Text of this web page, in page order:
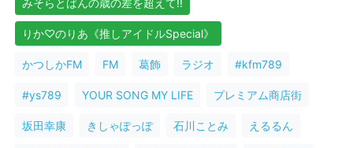
みそらとばんの歳の差を超えて!!
りか♡のりあ《推しアイドルSpecial》
かつしかFM FM 葛飾 ラジオ #kfm789
#ys789 YOUR SONG MY LIFE プレミアム商店街
坂田幸康 きしゃぽっぽ 石川ことみ えるるん